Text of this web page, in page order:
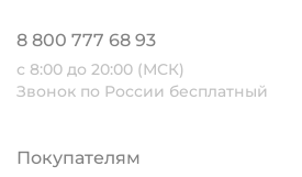
8 800 777 68 93
с 8:00 до 20:00 (МСК)
Звонок по России бесплатный
Покупателям